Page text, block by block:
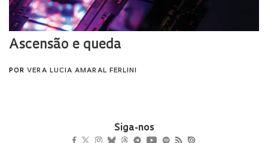
Siga-nos